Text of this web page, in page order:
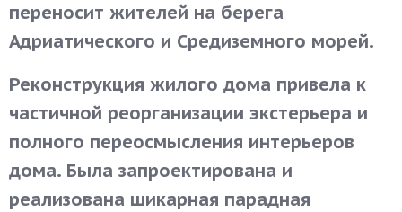
переносит жителей на берега
Адриатического и Средиземного морей.
Реконструкция жилого дома привела к
частичной реорганизации экстерьера и
полного переосмысления интерьеров
дома. Была запроектирована и
реализована шикарная парадная